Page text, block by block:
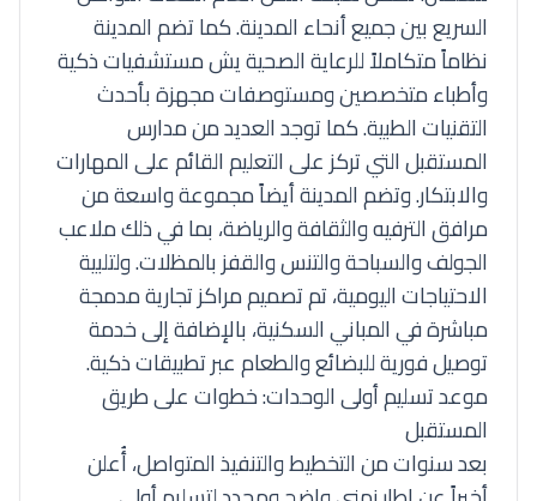
السريع بين جميع أنحاء المدينة. كما تضم المدينة
نظاماً متكاملاً للرعاية الصحية يش مستشفيات ذكية
وأطباء متخصصين ومستوصفات مجهزة بأحدث
التقنيات الطبية. كما توجد العديد من مدارس
المستقبل التي تركز على التعليم القائم على المهارات
والابتكار. وتضم المدينة أيضاً مجموعة واسعة من
مرافق الترفيه والثقافة والرياضة، بما في ذلك ملاعب
الجولف والسباحة والتنس والقفز بالمظلات. ولتلبية
الاحتياجات اليومية، تم تصميم مراكز تجارية مدمجة
مباشرة في المباني السكنية، بالإضافة إلى خدمة
توصيل فورية للبضائع والطعام عبر تطبيقات ذكية.
موعد تسليم أولى الوحدات: خطوات على طريق
المستقبل
بعد سنوات من التخطيط والتنفيذ المتواصل، أُعلن